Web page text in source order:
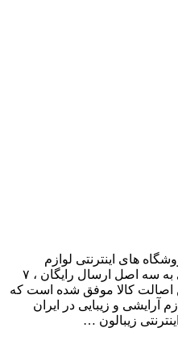
های اینترنتی لوازم
آرایشی بهداشتی و زیبایی با پایبندی به سه اصل ارسال رایگان ، ۷
کالا موفق شده است که
و زیبایی در ایران
زیبالون …